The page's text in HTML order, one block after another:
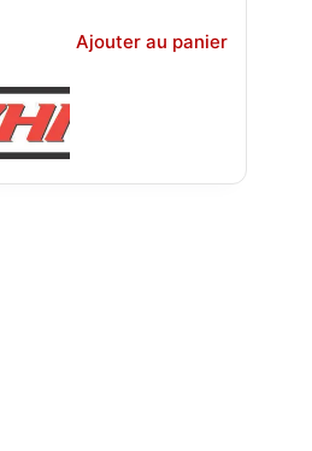
Ajouter au panier